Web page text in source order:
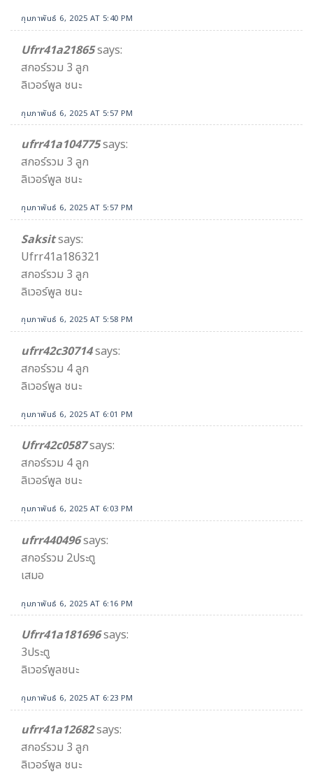
กุมภาพันธ์ 6, 2025 AT 5:40 PM
Ufrr41a21865​says:
สกอร์รวม 3 ลูก
ลิเวอร์พูล ชนะ
กุมภาพันธ์ 6, 2025 AT 5:57 PM
ufrr41a104775says:
สกอร์รวม 3 ลูก
ลิเวอร์พูล ชนะ
กุมภาพันธ์ 6, 2025 AT 5:57 PM
Saksitsays:
Ufrr41a186321
สกอร์รวม 3 ลูก
ลิเวอร์พูล ชนะ
กุมภาพันธ์ 6, 2025 AT 5:58 PM
ufrr42c30714says:
สกอร์รวม 4 ลูก
ลิเวอร์พูล ชนะ
กุมภาพันธ์ 6, 2025 AT 6:01 PM
Ufrr42c0587says:
สกอร์รวม 4 ลูก
ลิเวอร์พูล ชนะ
กุมภาพันธ์ 6, 2025 AT 6:03 PM
ufrr440496says:
สกอร์รวม 2ประตู
เสมอ
กุมภาพันธ์ 6, 2025 AT 6:16 PM
Ufrr41a181696says:
3ประตู
ลิเวอร์พูลชนะ
กุมภาพันธ์ 6, 2025 AT 6:23 PM
ufrr41a12682says:
สกอร์รวม 3 ลูก
ลิเวอร์พูล ชนะ